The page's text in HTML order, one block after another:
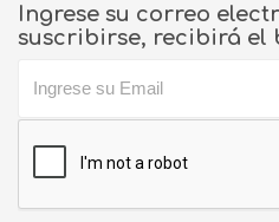
Ingrese su correo
suscribirse, recibirá el